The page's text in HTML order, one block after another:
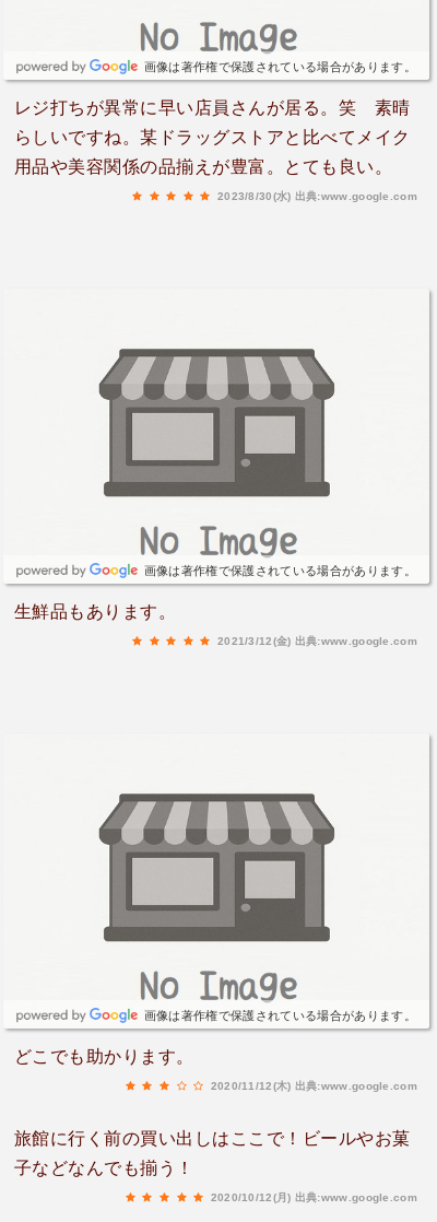
画像は著作権で保護されている場合があります。
レジ打ちが異常に早い店員さんが居る。笑 素晴
らしいですね。某ドラッグストアと比べてメイク
用品や美容関係の品揃えが豊富。とても良い。
2023/8/30(水) 出典:www.google.com
画像は著作権で保護されている場合があります。
生鮮品もあります。
2021/3/12(金) 出典:www.google.com
画像は著作権で保護されている場合があります。
どこでも助かります。
2020/11/12(木) 出典:www.google.com
旅館に行く前の買い出しはここで！ビールやお菓
子などなんでも揃う！
2020/10/12(月) 出典:www.google.com